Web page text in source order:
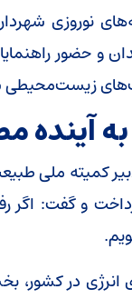
نوروزی
و حضور
زیست‌محیطی
آینده
کمیته ملی
و گفت: اگر
انرژی در کشور،